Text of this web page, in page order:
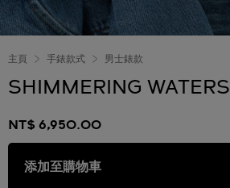
主頁 手錶款式 男士錶款
SHIMMERING WATERS
NT$ 6,950.00
添加至購物車